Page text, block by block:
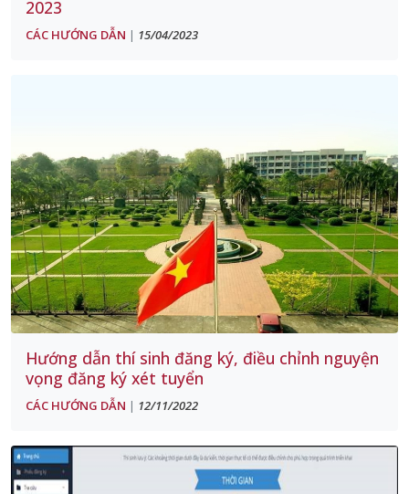
2023
CÁC HƯỚNG DẪN | 15/04/2023
Hướng dẫn thí sinh đăng ký, điều chỉnh nguyện
vọng đăng ký xét tuyển
CÁC HƯỚNG DẪN | 12/11/2022